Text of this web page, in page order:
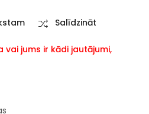
Salīdzināt
vai jums ir kādi jautājumi,